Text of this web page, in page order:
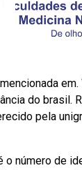
do brasil.
pela
o número de